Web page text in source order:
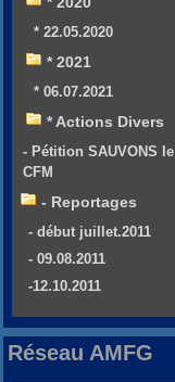
* 22.05.2020
* 2021
* 06.07.2021
* Actions Divers
- Pétition SAUVONS le
CFM
- Reportages
- début juillet.2011
- 09.08.2011
-12.10.2011
Réseau AMFG